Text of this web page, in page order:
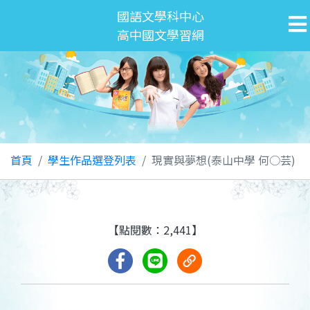
國語文學科中心
高中國文學習網
首頁 學生作品選登列表 現實與夢想(泰山中學 何○芸)
【點閱數：2,441】